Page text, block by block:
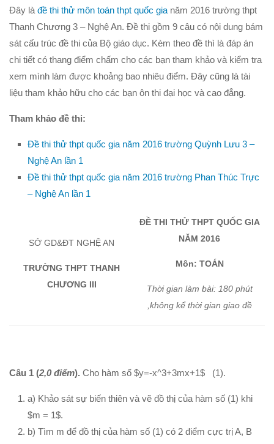
Hình học 10
Tích vô hướng của hai véctơ và ứng dụng
PT đường thẳng trong mặt phẳng
Phương pháp tọa độ trong mặt phẳng
PT đường tròn
Đại số 11
Phương trình lượng giác
Tổ hợp – Xac suất
Giới hạn
Hình học 11
Hàm số mũ-Logarit
Nguyên hàm-tích phân
Đây là đề thi thử môn toán thpt quốc gia năm 2016 trường thpt
Thanh Chương 3 – Nghệ An. Đề thi gồm 9 câu có nội dung bám
sát cấu trúc đề thi của Bộ giáo dục. Kèm theo đề thì là đáp án
chi tiết có thang điểm chấm cho các bạn tham khảo và kiểm tra
xem mình làm được khoảng bao nhiêu điểm. Đây cũng là tài
liệu tham khảo hữu cho các bạn ôn thi đại học và cao đẳng.
Tham khảo đề thi:
Đề thi thử thpt quốc gia năm 2016 trường Quỳnh Lưu 3 –
Nghệ An lần 1
Đề thi thử thpt quốc gia năm 2016 trường Phan Thúc Trực
– Nghệ An lần 1
SỞ GD&ĐT NGHỆ AN
TRƯỜNG THPT THANH
CHƯƠNG III
ĐỀ THI THỬ THPT QUỐC GIA
NĂM 2016
Môn: TOÁN
Thời gian làm bài: 180 phút
,không kể thời gian giao đề
Câu 1 (2,0 điểm). Cho hàm số $y=-x^3+3mx+1$ (1).
a) Khảo sát sự biến thiên và vẽ đồ thị của hàm số (1) khi
$m = 1$.
b) Tìm m để đồ thị của hàm số (1) có 2 điểm cực trị A, B